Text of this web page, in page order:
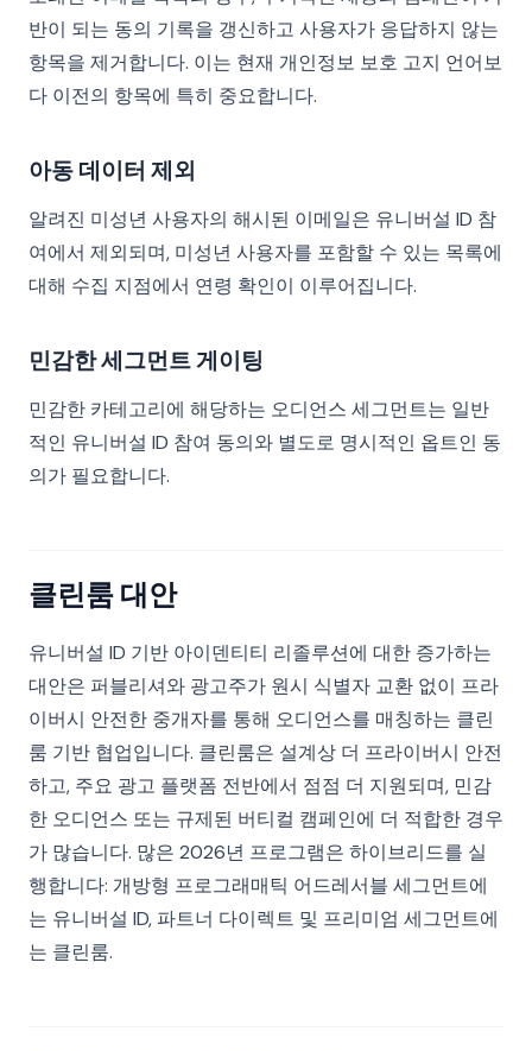
반이 되는 동의 기록을 갱신하고 사용자가 응답하지 않는
항목을 제거합니다. 이는 현재 개인정보 보호 고지 언어보
다 이전의 항목에 특히 중요합니다.
아동 데이터 제외
알려진 미성년 사용자의 해시된 이메일은 유니버설 ID 참
여에서 제외되며, 미성년 사용자를 포함할 수 있는 목록에
대해 수집 지점에서 연령 확인이 이루어집니다.
민감한 세그먼트 게이팅
민감한 카테고리에 해당하는 오디언스 세그먼트는 일반
적인 유니버설 ID 참여 동의와 별도로 명시적인 옵트인 동
의가 필요합니다.
클린룸 대안
유니버설 ID 기반 아이덴티티 리졸루션에 대한 증가하는
대안은 퍼블리셔와 광고주가 원시 식별자 교환 없이 프라
이버시 안전한 중개자를 통해 오디언스를 매칭하는 클린
룸 기반 협업입니다. 클린룸은 설계상 더 프라이버시 안전
하고, 주요 광고 플랫폼 전반에서 점점 더 지원되며, 민감
한 오디언스 또는 규제된 버티컬 캠페인에 더 적합한 경우
가 많습니다. 많은 2026년 프로그램은 하이브리드를 실
행합니다: 개방형 프로그래매틱 어드레서블 세그먼트에
는 유니버설 ID, 파트너 다이렉트 및 프리미엄 세그먼트에
는 클린룸.